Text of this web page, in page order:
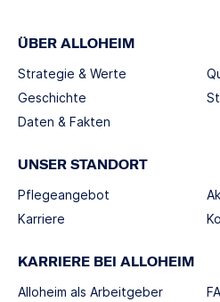
ÜBER ALLOHEIM
Strategie & Werte
Geschichte
Daten & Fakten
UNSER STANDORT
Pflegeangebot
Karriere
KARRIERE BEI ALLOHEIM
Alloheim als Arbeitgeber